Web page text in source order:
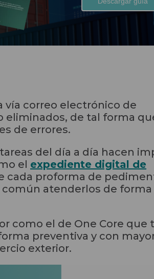
vía correo electrónico de
eliminados, de tal forma
de errores.
del día a día hacen
el expediente digital de
cada proforma de
atenderlos de forma
como el de One Core que
preventiva y con
exterior.